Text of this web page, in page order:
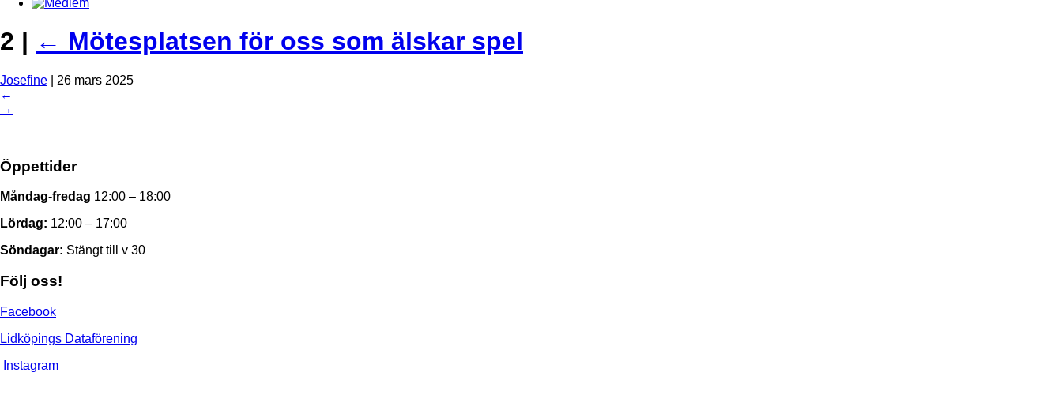
2 | ← Mötesplatsen för oss som älskar spel
Josefine
26 mars 2025
←
→
Öppettider
Måndag-fredag 12:00 – 18:00
Lördag: 12:00 – 17:00
Söndagar: Stängt till v 30
Följ oss!
Facebook
Lidköpings Dataförening
Instagram